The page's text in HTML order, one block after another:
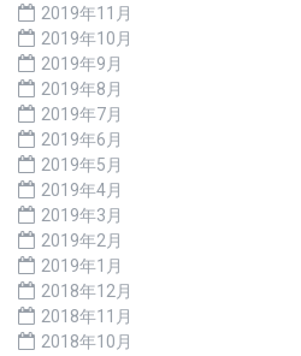
2019年11月
2019年10月
2019年9月
2019年8月
2019年7月
2019年6月
2019年5月
2019年4月
2019年3月
2019年2月
2019年1月
2018年12月
2018年11月
2018年10月